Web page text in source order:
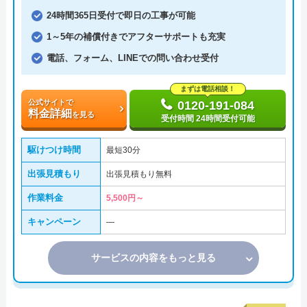
24時間365日受付で即日の工事が可能
1～5年の補償付きでアフターサポートも充実
電話、フォーム、LINEでの問い合わせ受付
公式サイトで
料金詳細を見る
まずは電話相談！
0120-191-084
受付時間 24時間受付可能
駆けつけ時間 最短30分
出張見積もり 出張見積もり無料
作業料金 5,500円～
キャンペーン ―
サービスの内容をもっと見る